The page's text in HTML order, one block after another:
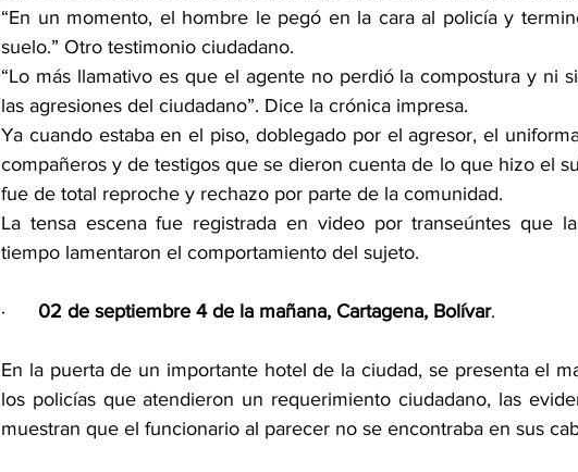
“En un momento, el hombre le pegó en la cara al policía y
suelo.” Otro testimonio ciudadano.
“Lo más llamativo es que el agente no perdió la compostura y ni
las agresiones del ciudadano”. Dice la crónica impresa.
Ya cuando estaba en el piso, doblegado por el agresor, el
compañeros y de testigos que se dieron cuenta de lo que hizo el
fue de total reproche y rechazo por parte de la comunidad.
La tensa escena fue registrada en video por transeúntes que
tiempo lamentaron el comportamiento del sujeto.
· 02 de septiembre 4 de la mañana, Cartagena, Bolívar.
En la puerta de un importante hotel de la ciudad, se presenta el
los policías que atendieron un requerimiento ciudadano, las
muestran que el funcionario al parecer no se encontraba en sus